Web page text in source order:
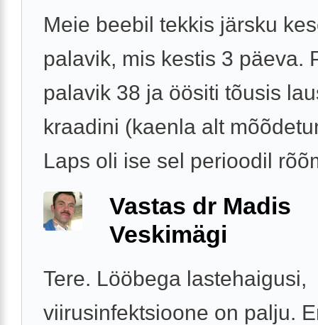
Meie beebil tekkis järsku
palavik, mis kestis 3 päeva.
palavik 38 ja öösiti tõusis
kraadini (kaenla alt
Laps oli ise sel perioodil
Vastas dr Madis
Veskimägi
Tere. Lööbega lastehaigusi,
viirusinfektsioone on palju.